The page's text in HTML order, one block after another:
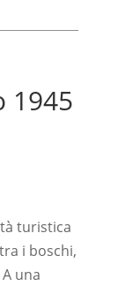
1945
turistica
i boschi,
una